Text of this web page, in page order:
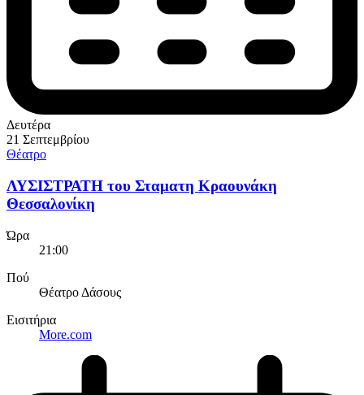
Δευτέρα
21 Σεπτεμβρίου
Θέατρο
ΛΥΣΙΣΤΡΑΤΗ του Σταματη Κραουνάκη
Θεσσαλονίκη
Ώρα
21:00
Πού
Θέατρο Δάσους
Εισιτήρια
More.com